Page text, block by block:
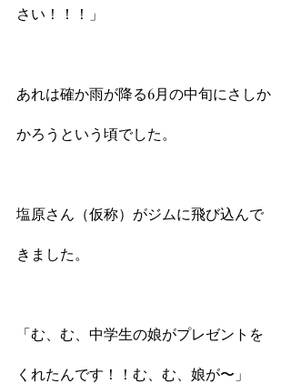
さい！！！」
あれは確か雨が降る6月の中旬にさしか
かろうという頃でした。
塩原さん（仮称）がジムに飛び込んで
きました。
「む、む、中学生の娘がプレゼントを
くれたんです！！む、む、娘が〜」